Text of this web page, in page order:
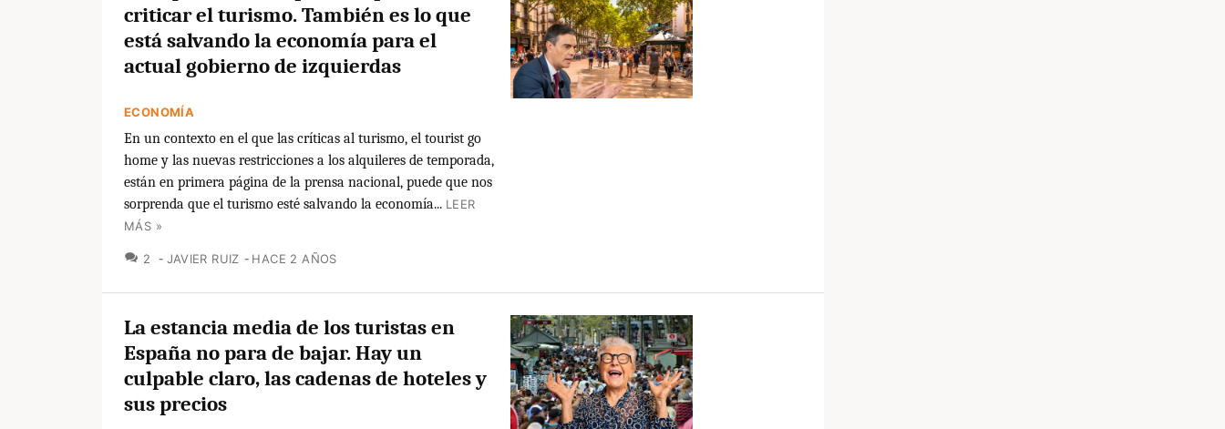
criticar el turismo. También es lo que
está salvando la economía para el
actual gobierno de izquierdas
ECONOMÍA
En un contexto en el que las críticas al turismo, el tourist go
home y las nuevas restricciones a los alquileres de temporada,
están en primera página de la prensa nacional, puede que nos
sorprenda que el turismo esté salvando la economía... LEER
MÁS »
2 COMENTARIOS
JAVIER RUIZ HACE 2 AÑOS
La estancia media de los turistas en
España no para de bajar. Hay un
culpable claro, las cadenas de hoteles y
sus precios